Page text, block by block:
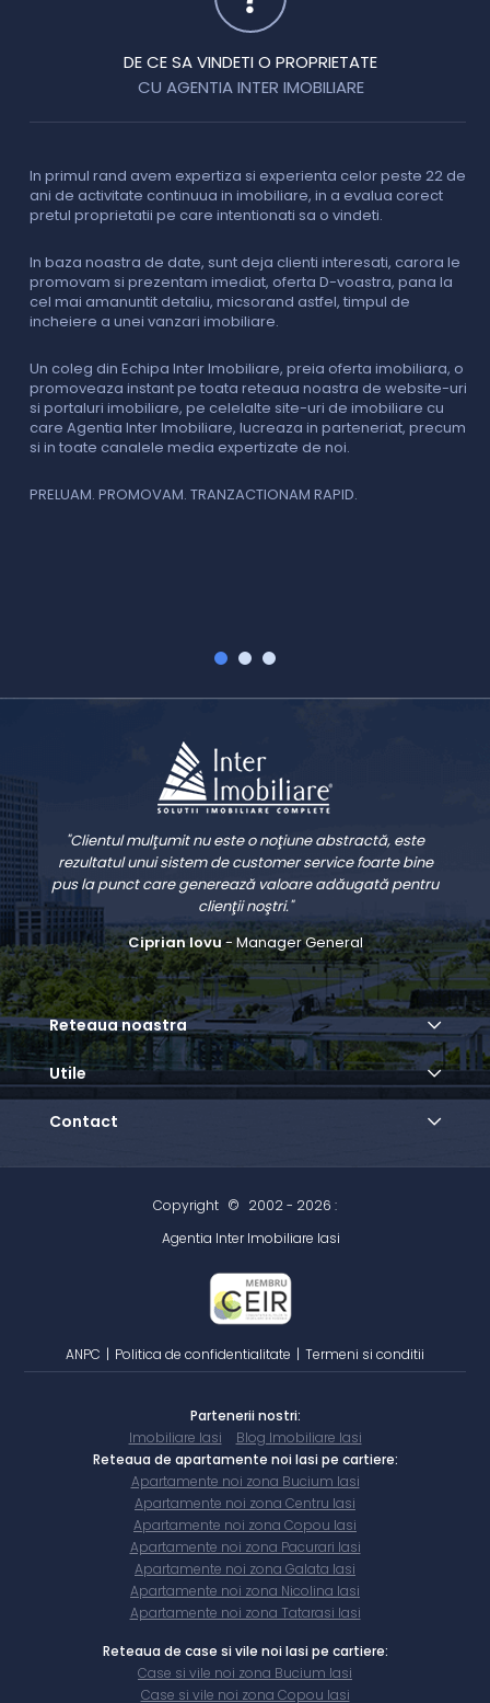
DE CE SA VINDETI O PROPRIETATE
CU AGENTIA INTER IMOBILIARE
In primul rand avem expertiza si experienta celor peste 22 de
ani de activitate continuua in imobiliare, in a evalua corect
pretul proprietatii pe care intentionati sa o vindeti.
In baza noastra de date, sunt deja clienti interesati, carora le
promovam si prezentam imediat, oferta D-voastra, pana la
cel mai amanuntit detaliu, micsorand astfel, timpul de
incheiere a unei vanzari imobiliare.
Un coleg din Echipa Inter Imobiliare, preia oferta imobiliara, o
promoveaza instant pe toata reteaua noastra de website-uri
si portaluri imobiliare, pe celelalte site-uri de imobiliare cu
care Agentia Inter Imobiliare, lucreaza in parteneriat, precum
si in toate canalele media expertizate de noi.
PRELUAM. PROMOVAM. TRANZACTIONAM RAPID.
"Clientul mulţumit nu este o noţiune abstractă, este
rezultatul unui sistem de customer service foarte bine
pus la punct care generează valoare adăugată pentru
clienţii noştri."
Ciprian Iovu- Manager General
Reteaua noastra
Utile
Contact
Copyright © 2002 - 2026 :
Agentia Inter Imobiliare Iasi
ANPC | Politica de confidentialitate | Termeni si conditii
Partenerii nostri:
Imobiliare Iasi
Blog Imobiliare Iasi
Reteaua de apartamente noi Iasi pe cartiere:
Apartamente noi zona Bucium Iasi
Apartamente noi zona Centru Iasi
Apartamente noi zona Copou Iasi
Apartamente noi zona Pacurari Iasi
Apartamente noi zona Galata Iasi
Apartamente noi zona Nicolina Iasi
Apartamente noi zona Tatarasi Iasi
Reteaua de case si vile noi Iasi pe cartiere:
Case si vile noi zona Bucium Iasi
Case si vile noi zona Copou Iasi